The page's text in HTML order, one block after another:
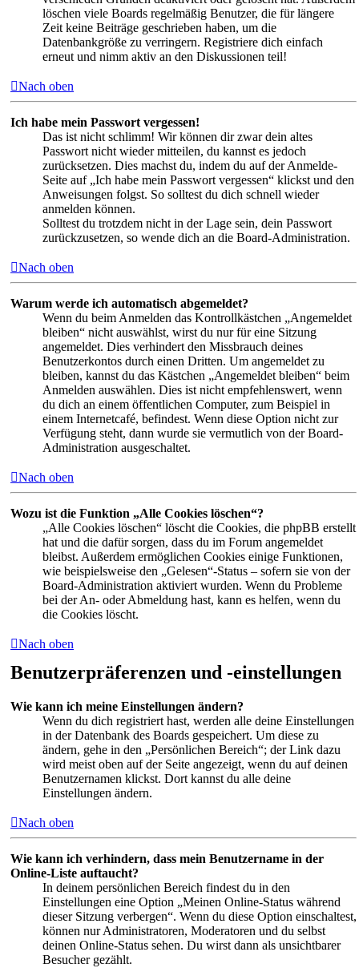
löschen viele Boards regelmäßig Benutzer, die für längere
Zeit keine Beiträge geschrieben haben, um die
Datenbankgröße zu verringern. Registriere dich einfach
erneut und nimm aktiv an den Diskussionen teil!
Nach oben
Ich habe mein Passwort vergessen!
Das ist nicht schlimm! Wir können dir zwar dein altes
Passwort nicht wieder mitteilen, du kannst es jedoch
zurücksetzen. Dies machst du, indem du auf der Anmelde-
Seite auf „Ich habe mein Passwort vergessen“ klickst und den
Anweisungen folgst. So solltest du dich schnell wieder
anmelden können.
Solltest du trotzdem nicht in der Lage sein, dein Passwort
zurückzusetzen, so wende dich an die Board-Administration.
Nach oben
Warum werde ich automatisch abgemeldet?
Wenn du beim Anmelden das Kontrollkästchen „Angemeldet
bleiben“ nicht auswählst, wirst du nur für eine Sitzung
angemeldet. Dies verhindert den Missbrauch deines
Benutzerkontos durch einen Dritten. Um angemeldet zu
bleiben, kannst du das Kästchen „Angemeldet bleiben“ beim
Anmelden auswählen. Dies ist nicht empfehlenswert, wenn
du dich an einem öffentlichen Computer, zum Beispiel in
einem Internetcafé, befindest. Wenn diese Option nicht zur
Verfügung steht, dann wurde sie vermutlich von der Board-
Administration ausgeschaltet.
Nach oben
Wozu ist die Funktion „Alle Cookies löschen“?
„Alle Cookies löschen“ löscht die Cookies, die phpBB erstellt
hat und die dafür sorgen, dass du im Forum angemeldet
bleibst. Außerdem ermöglichen Cookies einige Funktionen,
wie beispielsweise den „Gelesen“-Status – sofern sie von der
Board-Administration aktiviert wurden. Wenn du Probleme
bei der An- oder Abmeldung hast, kann es helfen, wenn du
die Cookies löscht.
Nach oben
Benutzerpräferenzen und -einstellungen
Wie kann ich meine Einstellungen ändern?
Wenn du dich registriert hast, werden alle deine Einstellungen
in der Datenbank des Boards gespeichert. Um diese zu
ändern, gehe in den „Persönlichen Bereich“; der Link dazu
wird meist oben auf der Seite angezeigt, wenn du auf deinen
Benutzernamen klickst. Dort kannst du alle deine
Einstellungen ändern.
Nach oben
Wie kann ich verhindern, dass mein Benutzername in der
Online-Liste auftaucht?
In deinem persönlichen Bereich findest du in den
Einstellungen eine Option „Meinen Online-Status während
dieser Sitzung verbergen“. Wenn du diese Option einschaltest,
können nur Administratoren, Moderatoren und du selbst
deinen Online-Status sehen. Du wirst dann als unsichtbarer
Besucher gezählt.